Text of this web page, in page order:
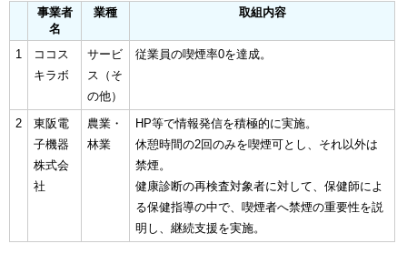
事業者
名
業種 取組内容
1
ココス
キラボ
サービ
ス（そ
の他）
従業員の喫煙率0を達成。
2
東阪電
子機器
株式会
社
農業・
林業
HP等で情報発信を積極的に実施。
休憩時間の2回のみを喫煙可とし、それ以外は
禁煙。
健康診断の再検査対象者に対して、保健師によ
る保健指導の中で、喫煙者へ禁煙の重要性を説
明し、継続支援を実施。